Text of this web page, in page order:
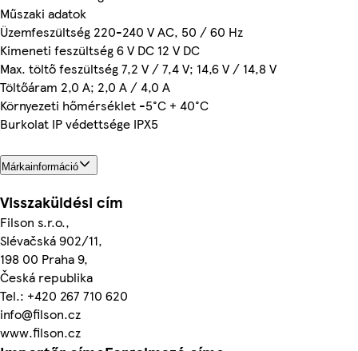
Műszaki adatok
Üzemfeszültség 220-240 V AC, 50 / 60 Hz
Kimeneti feszültség 6 V DC 12 V DC
Max. töltő feszültség 7,2 V / 7,4 V; 14,6 V / 14,8 V
Töltőáram 2,0 A; 2,0 A / 4,0 A
Környezeti hőmérséklet -5°C + 40°C
Burkolat IP védettsége IPX5
Márkainformáció
Visszaküldési cím
Filson s.r.o.,
Slévačská 902/11,
198 00 Praha 9,
Česká republika
Tel.: +420 267 710 620
info@filson.cz
www.filson.cz